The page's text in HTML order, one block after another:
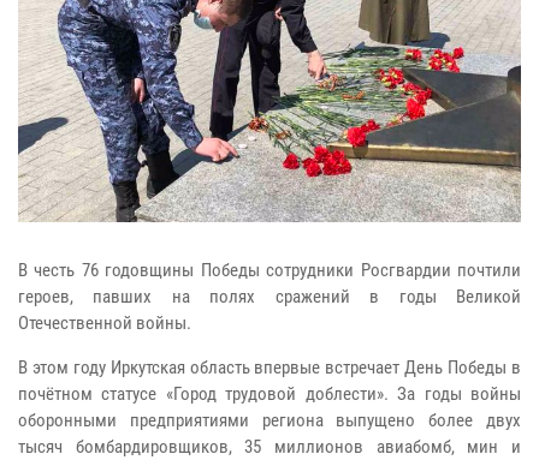
В честь 76 годовщины Победы сотрудники Росгвардии почтили
героев, павших на полях сражений в годы Великой
Отечественной войны.
В этом году Иркутская область впервые встречает День Победы в
почётном статусе «Город трудовой доблести». За годы войны
оборонными предприятиями региона выпущено более двух
тысяч бомбардировщиков, 35 миллионов авиабомб, мин и